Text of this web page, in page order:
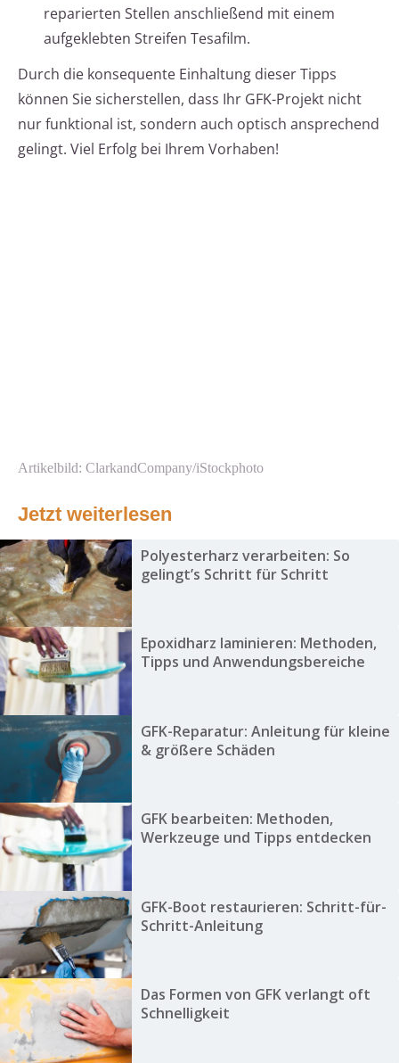
reparierten Stellen anschließend mit einem
aufgeklebten Streifen Tesafilm.
Durch die konsequente Einhaltung dieser Tipps
können Sie sicherstellen, dass Ihr GFK-Projekt nicht
nur funktional ist, sondern auch optisch ansprechend
gelingt. Viel Erfolg bei Ihrem Vorhaben!
Artikelbild: ClarkandCompany/iStockphoto
Jetzt weiterlesen
Polyesterharz verarbeiten: So
gelingt’s Schritt für Schritt
Epoxidharz laminieren: Methoden,
Tipps und Anwendungsbereiche
GFK-Reparatur: Anleitung für kleine
& größere Schäden
GFK bearbeiten: Methoden,
Werkzeuge und Tipps entdecken
GFK-Boot restaurieren: Schritt-für-
Schritt-Anleitung
Das Formen von GFK verlangt oft
Schnelligkeit